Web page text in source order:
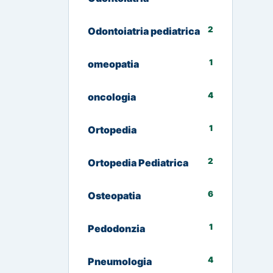
Odontoiatria pediatrica 2
omeopatia 1
oncologia 4
Ortopedia 1
Ortopedia Pediatrica 2
Osteopatia 6
Pedodonzia 1
Pneumologia 4